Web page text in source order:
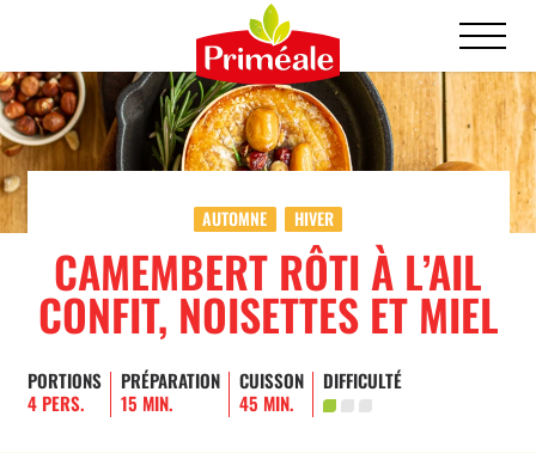
AUTOMNE HIVER
CAMEMBERT RÔTI À L’AIL
CONFIT, NOISETTES ET MIEL
PORTIONS
4 PERS.
PRÉPARATION
15 MIN.
CUISSON
45 MIN.
DIFFICULTÉ